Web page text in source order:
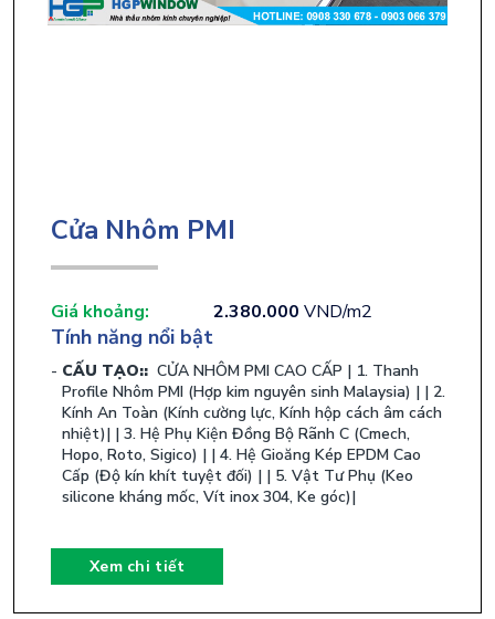
Cửa Nhôm PMI
Giá khoảng: 2.380.000 VND/m2
Tính năng nổi bật
CẤU TẠO:: ​ CỬA NHÔM PMI CAO CẤP | 1. Thanh
Profile Nhôm PMI (Hợp kim nguyên sinh Malaysia) | | 2.
Kính An Toàn (Kính cường lực, Kính hộp cách âm cách
nhiệt)| | 3. Hệ Phụ Kiện Đồng Bộ Rãnh C (Cmech,
Hopo, Roto, Sigico) | | 4. Hệ Gioăng Kép EPDM Cao
Cấp (Độ kín khít tuyệt đối) | | 5. Vật Tư Phụ (Keo
silicone kháng mốc, Vít inox 304, Ke góc)| ​
Xem chi tiết